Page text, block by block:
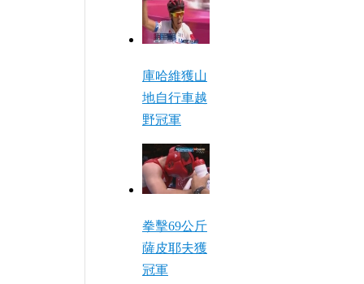
庫哈維獲山
地自行車越
野冠軍
拳擊69公斤
薩皮耶夫獲
冠軍